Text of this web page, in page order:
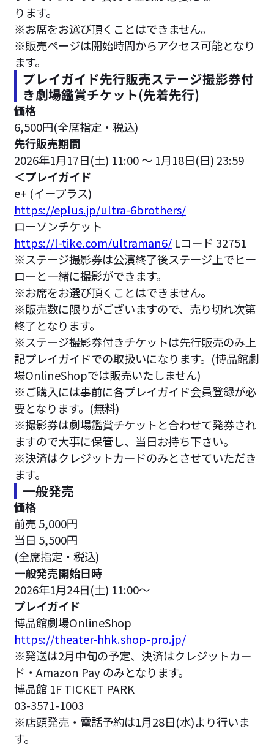
ります。
※お席をお選び頂くことはできません。
※販売ページは開始時間からアクセス可能となり
ます。
プレイガイド先行販売ステージ撮影券付
き劇場鑑賞チケット(先着先行)
価格
6,500円(全席指定・税込)
先行販売期間
2026年1月17日(土) 11:00 ～ 1月18日(日) 23:59
＜プレイガイド
e+ (イープラス)
https://eplus.jp/ultra-6brothers/
ローソンチケット
https://l-tike.com/ultraman6/Lコード 32751
※ステージ撮影券は公演終了後ステージ上でヒー
ローと一緒に撮影ができます。
※お席をお選び頂くことはできません。
※販売数に限りがございますので、売り切れ次第
終了となります。
※ステージ撮影券付きチケットは先行販売のみ上
記プレイガイドでの取扱いになります。(博品館劇
場OnlineShopでは販売いたしません)
※ご購入には事前に各プレイガイド会員登録が必
要となります。(無料)
※撮影券は劇場鑑賞チケットと合わせて発券され
ますので大事に保管し、当日お持ち下さい。
※決済はクレジットカードのみとさせていただき
ます。
一般発売
価格
前売 5,000円
当日 5,500円
(全席指定・税込)
一般発売開始日時
2026年1月24日(土) 11:00～
プレイガイド
博品館劇場OnlineShop
https://theater-hhk.shop-pro.jp/
※発送は2月中旬の予定、決済はクレジットカー
ド・Amazon Pay のみとなります。
博品館 1F TICKET PARK
03-3571-1003
※店頭発売・電話予約は1月28日(水)より行いま
す。